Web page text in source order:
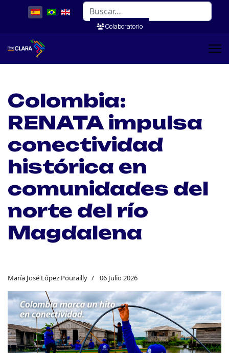
Buscar
Colaboratorio
Colombia:
RENATA impulsa
conectividad
histórica en
comunidades del
norte del río
Magdalena
María José López Pourailly 06 Julio 2026